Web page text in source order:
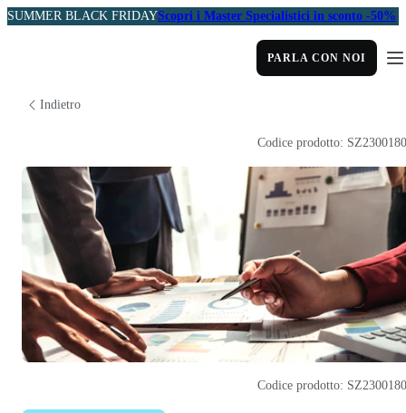
SUMMER BLACK FRIDAYScopri i Master Specialistici in sconto -50%
PARLA CON NOI
Indietro
Codice prodotto:
Codice prodotto: